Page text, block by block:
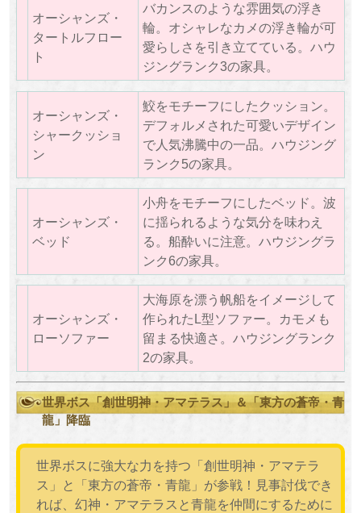
オーシャンズ・
タートルフロー
ト
バカンスのような雰囲気の浮き
輪。オシャレなカメの浮き輪が可
愛らしさを引き立てている。ハウ
ジングランク3の家具。
オーシャンズ・
シャークッショ
ン
鮫をモチーフにしたクッション。
デフォルメされた可愛いデザイン
で人気沸騰中の一品。ハウジング
ランク5の家具。
オーシャンズ・
ベッド
小舟をモチーフにしたベッド。波
に揺られるような気分を味わえ
る。船酔いに注意。ハウジングラ
ンク6の家具。
オーシャンズ・
ローソファー
大海原を漂う帆船をイメージして
作られたL型ソファー。カモメも
留まる快適さ。ハウジングランク
2の家具。
世界ボス「創世明神・アマテラス」＆「東方の蒼帝・青
龍」降臨
世界ボスに強大な力を持つ「創世明神・アマテラ
ス」と「東方の蒼帝・青龍」が参戦！見事討伐でき
れば、幻神・アマテラスと青龍を仲間にするために